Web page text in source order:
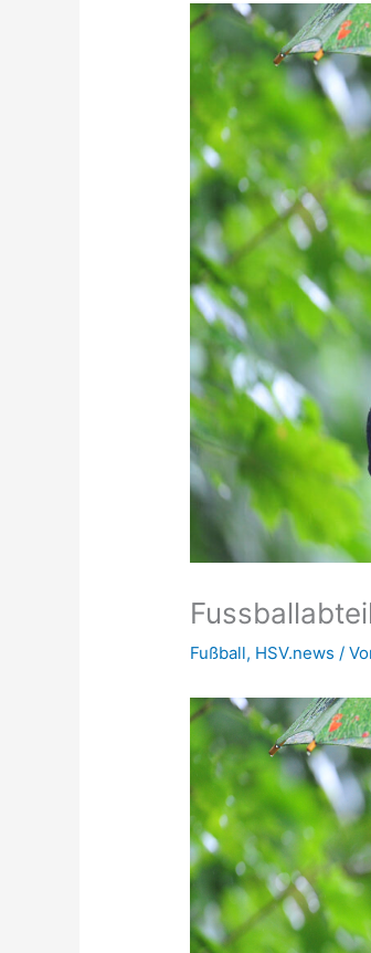
Fußball, HSV.news /